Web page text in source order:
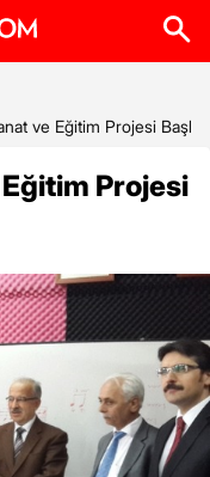
ve Eğitim Projesi
Projesi